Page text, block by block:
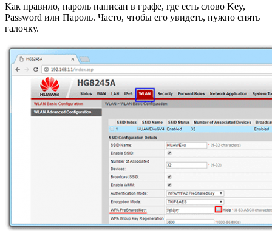
Как правило, пароль написан в графе, где есть слово Key,
Password или Пароль. Часто, чтобы его увидеть, нужно снять
галочку.